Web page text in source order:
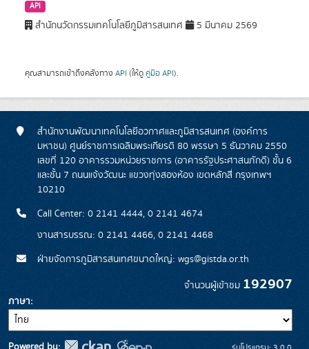
API
สำนักนวัตกรรมเทคโนโลยีภูมิสารสนเทศ 5 มีนาคม 2569
คุณสามารถเข้าถึงคลังทาง API (ให้ดู คู่มือ API).
สำนักงานพัฒนาเทคโนโลยีอวกาศและภูมิสารสนเทศ (องค์การ
มหาชน) ศูนย์ราชการเฉลิมพระเกียรติ 80 พรรษา 5 ธันวาคม 2550
เลขที่ 120 อาคารรวมหน่วยราชการ (อาคารรัฐประศาสนภักดี) ชั้น 6
และชั้น 7 ถนนแจ้งวัฒนะ แขวงทุ่งสองห้อง เขตหลักสี่ กรุงเทพฯ
10210
Call Center: 0 2141 4444, 0 2141 4674
งานสารบรรณ: 0 2141 4466, 0 2141 4468
ฝ่ายจัดการภูมิสารสนเทศขนาดใหญ่: wgs@gistda.or.th
จำนวนผู้เข้าชม 192907
ภาษา